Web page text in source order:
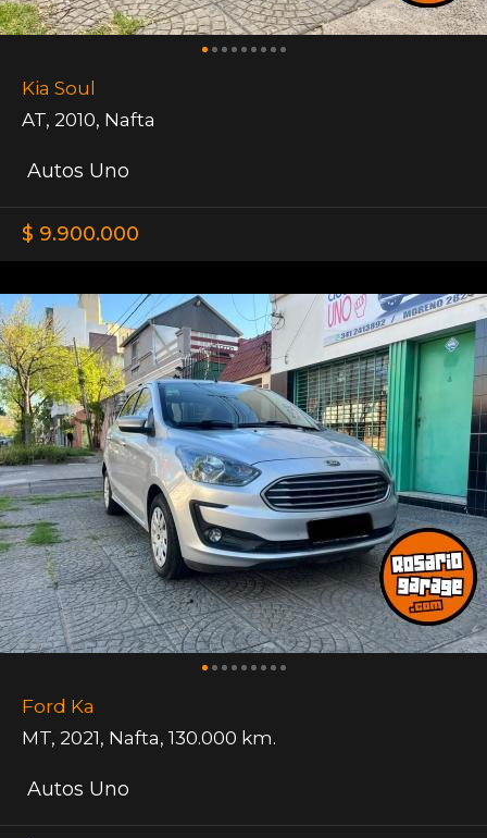
Kia Soul
AT, 2010, Nafta
Autos Uno
$ 9.900.000
Ford Ka
MT, 2021, Nafta, 130.000 km.
Autos Uno